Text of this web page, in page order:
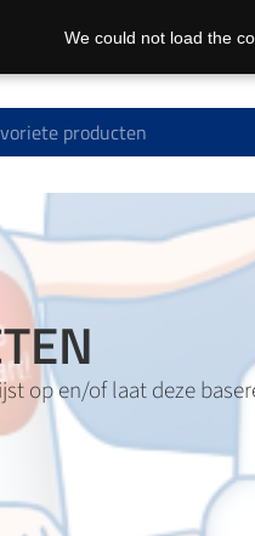
producten
op en/of laat deze
We could not load the